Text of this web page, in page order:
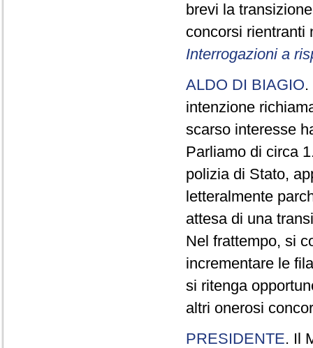
brevi la
concorsi
Interrogazioni a
ALDO DI BIAGIO
intenzione
scarso interesse
Parliamo di circa
polizia di Stato,
letteralmente
attesa di una
Nel frattempo, si
incrementare le
si ritenga
altri onerosi
PRESIDENTE. Il